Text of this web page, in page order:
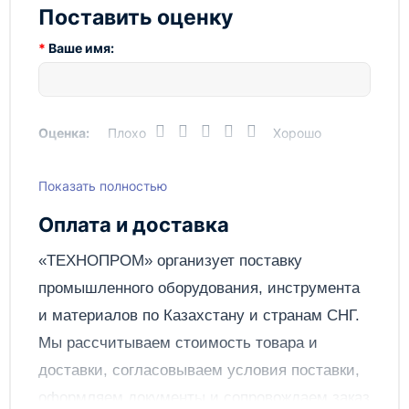
Поставить оценку
Ваше имя:
Оценка: Плохо Хорошо
Написать отзыв
Показать полностью
Оплата и доставка
«ТЕХНОПРОМ» организует поставку
промышленного оборудования, инструмента
и материалов по Казахстану и странам СНГ.
Мы рассчитываем стоимость товара и
доставки, согласовываем условия поставки,